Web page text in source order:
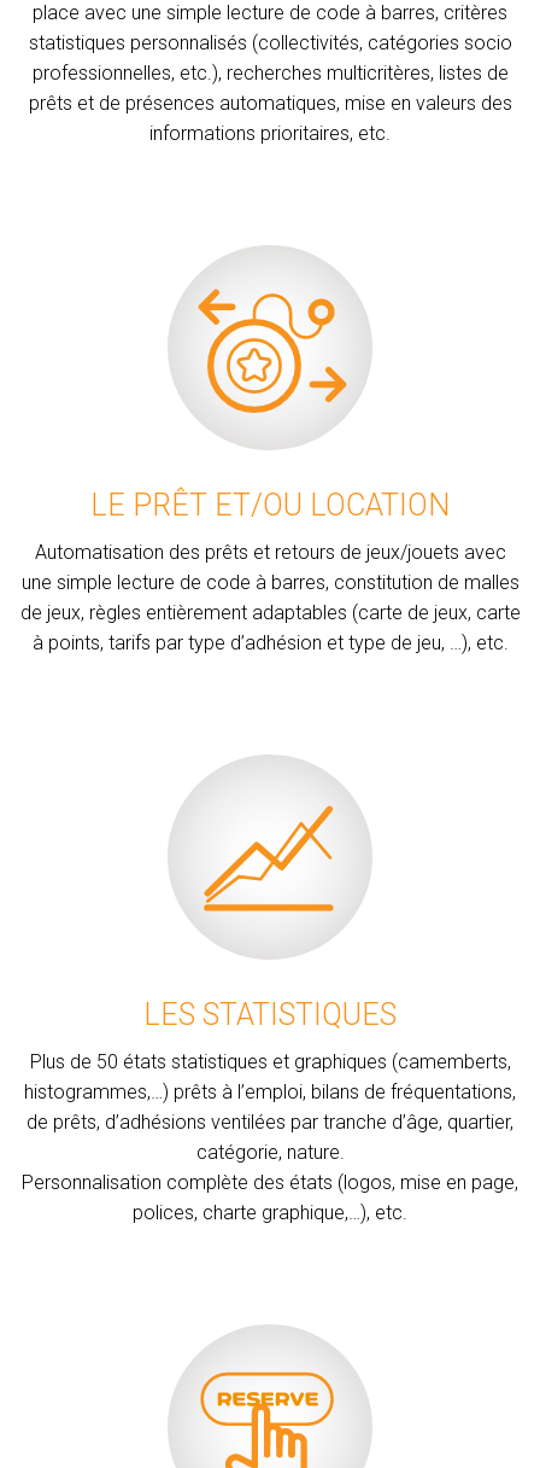
place avec une simple lecture de code à barres, critères
statistiques personnalisés (collectivités, catégories socio
professionnelles, etc.), recherches multicritères, listes de
prêts et de présences automatiques, mise en valeurs des
informations prioritaires, etc.
LE PRÊT ET/OU LOCATION
Automatisation des prêts et retours de jeux/jouets avec
une simple lecture de code à barres, constitution de malles
de jeux, règles entièrement adaptables (carte de jeux, carte
à points, tarifs par type d’adhésion et type de jeu, …), etc.
LES STATISTIQUES
Plus de 50 états statistiques et graphiques (camemberts,
histogrammes,…) prêts à l’emploi, bilans de fréquentations,
de prêts, d’adhésions ventilées par tranche d’âge, quartier,
catégorie, nature.
Personnalisation complète des états (logos, mise en page,
polices, charte graphique,…), etc.